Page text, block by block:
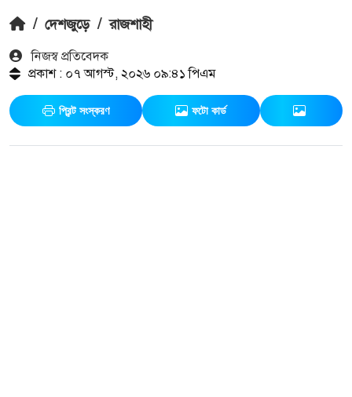
/ দেশজুড়ে / রাজশাহী
নিজস্ব প্রতিবেদক
প্রকাশ : ০৭ আগস্ট, ২০২৬ ০৯:৪১ পিএম
প্রিন্ট সংস্করণ ফটো কার্ড